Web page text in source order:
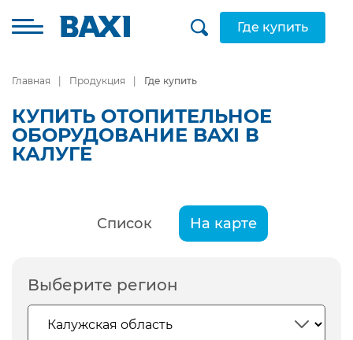
Где купить
Главная Продукция Где купить
КУПИТЬ ОТОПИТЕЛЬНОЕ
ОБОРУДОВАНИЕ BAXI В
КАЛУГЕ
Список На карте
Выберите регион